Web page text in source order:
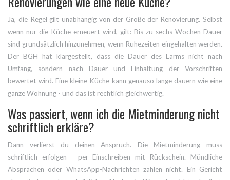
Ja, die Regel gilt unabhängig von der Größe der Renovierung. Selbst
wenn nur die Küche erneuert wird, gilt: Bis zu sechs Wochen Dauer
sind grundsätzlich hinzunehmen, wenn Ruhezeiten eingehalten werden.
Der BGH hat klargestellt, dass die Dauer des Lärms nicht nach
Umfang, sondern nach Dauer und Einhaltung der Vorschriften
bewertet wird. Eine kleine Küche kann genauso lange dauern wie eine
ganze Wohnung - und das ist rechtlich gleichwertig.
Was passiert, wenn ich die Mietminderung nicht
schriftlich erkläre?
Dann verlierst du deinen Anspruch. Die Mietminderung muss
schriftlich erfolgen - per Einschreiben mit Rückschein. Mündliche
Absprachen oder WhatsApp-Nachrichten zählen nicht. Ein Gericht